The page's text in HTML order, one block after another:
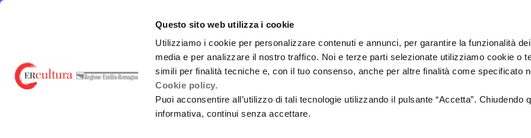
Questo sito web utilizza i cookie
Utilizziamo i cookie per personalizzare contenuti e annunci, per garantire la funzionalità
media e per analizzare il nostro traffico. Noi e terze parti selezionate utilizziamo cookie o
simili per finalità tecniche e, con il tuo consenso, anche per altre finalità come specificato
Cookie policy.
Puoi acconsentire all’utilizzo di tali tecnologie utilizzando il pulsante “Accetta”. Chiudendo
informativa, continui senza accettare.
Torna
Cerca
Salta
Salta
emiliaromagnacultura/E-R Music Commission
E-R MUSIC COMMISSION FINANZIAMENTI PROGETTI SOSTENUTI
Assessorato
Cultura
Paesaggio
NEWS